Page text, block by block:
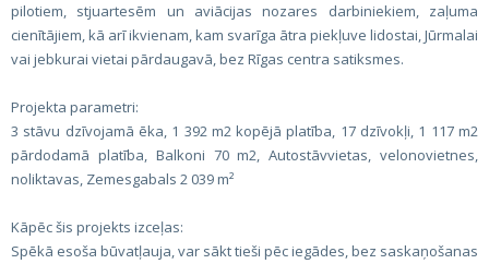
pilotiem, stjuartesēm un aviācijas nozares darbiniekiem, zaļuma
cienītājiem, kā arī ikvienam, kam svarīga ātra piekļuve lidostai, Jūrmalai
vai jebkurai vietai pārdaugavā, bez Rīgas centra satiksmes.
Projekta parametri:
3 stāvu dzīvojamā ēka, 1 392 m2 kopējā platība, 17 dzīvokļi, 1 117 m2
pārdodamā platība, Balkoni 70 m2, Autostāvvietas, velonovietnes,
noliktavas, Zemesgabals 2 039 m²
Kāpēc šis projekts izceļas:
Spēkā esoša būvatļauja, var sākt tieši pēc iegādes, bez saskaņošanas